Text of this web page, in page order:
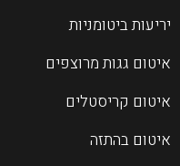
יריעות ביטומניות
איטום גגות מרוצפים
איטום קריסטלים
איטום בהתזה